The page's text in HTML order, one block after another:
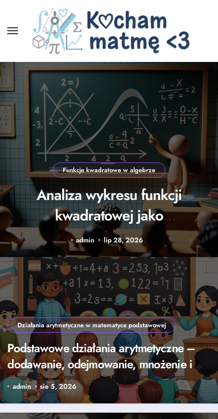
content
Funkcje kwadratowe w algebrze
Analiza wykresu funkcji
kwadratowej jako
narzędzie
rozwiązywania równań
admin lip 28, 2026
Działania arytmetyczne w matematyce podstawowej
Podstawowe działania arytmetyczne –
dodawanie, odejmowanie, mnożenie i
dzielenie
admin sie 5, 2026